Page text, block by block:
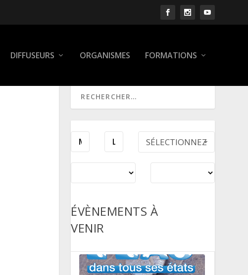
DIFFUSEURS ORGANISMES FORMATIONS
SÉLECTIONNEZ
UNE PÉRIODE
ÉVÈNEMENTS À
VENIR